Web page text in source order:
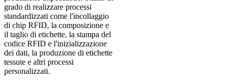
grado di realizzare processi
standardizzati come l'incollaggio
di chip RFID, la composizione e
il taglio di etichette, la stampa del
codice RFID e l'inizializzazione
dei dati, la produzione di etichette
tessute e altri processi
personalizzati.